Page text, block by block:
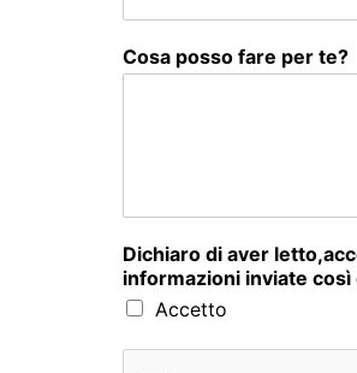
Cosa posso fare per te?
Dichiaro di aver
informazioni inviate
Accetto